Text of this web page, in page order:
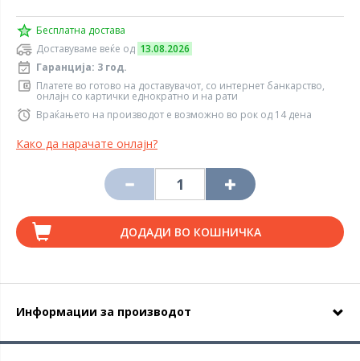
Бесплатна достава
Доставуваме веќе од 13.08.2026
Гаранција: 3 год.
Платете во готово на доставувачот, со интернет банкарство,
онлајн со картички еднократно и на рати
Враќањето на производот е возможно во рок од 14 дена
Како да нарачате онлајн?
ДОДАДИ ВО КОШНИЧКА
Информации за производот